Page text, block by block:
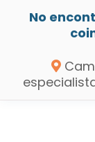
No